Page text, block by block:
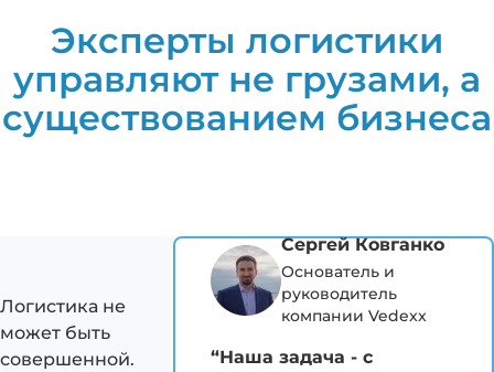
Эксперты логистики
управляют не грузами, а
существованием бизнеса
Логистика не
может быть
совершенной.
Сергей Ковганко
Основатель и
руководитель
компании Vedexx
“Наша задача - с